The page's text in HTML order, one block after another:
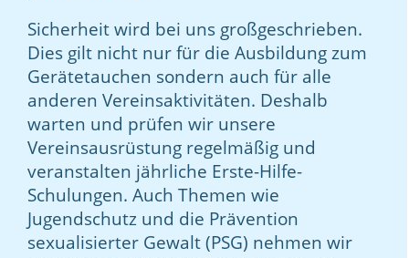
Sicherheit wird bei uns großgeschrieben.
Dies gilt nicht nur für die Ausbildung zum
Gerätetauchen sondern auch für alle
anderen Vereinsaktivitäten. Deshalb
warten und prüfen wir unsere
Vereinsausrüstung regelmäßig und
veranstalten jährliche Erste-Hilfe-
Schulungen. Auch Themen wie
Jugendschutz und die Prävention
sexualisierter Gewalt (PSG) nehmen wir